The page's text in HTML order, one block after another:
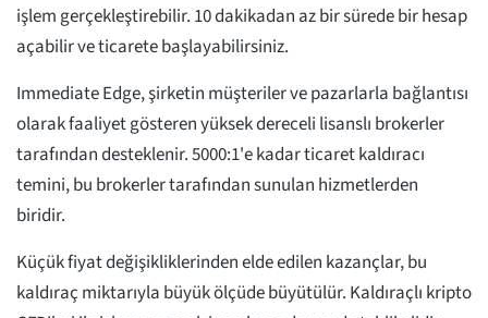
işlem gerçekleştirebilir. 10 dakikadan az bir sürede bir hesap
açabilir ve ticarete başlayabilirsiniz.
Immediate Edge, şirketin müşteriler ve pazarlarla bağlantısı
olarak faaliyet gösteren yüksek dereceli lisanslı brokerler
tarafından desteklenir. 5000:1'e kadar ticaret kaldıracı
temini, bu brokerler tarafından sunulan hizmetlerden
biridir.
Küçük fiyat değişikliklerinden elde edilen kazançlar, bu
kaldıraç miktarıyla büyük ölçüde büyütülür. Kaldıraçlı kripto